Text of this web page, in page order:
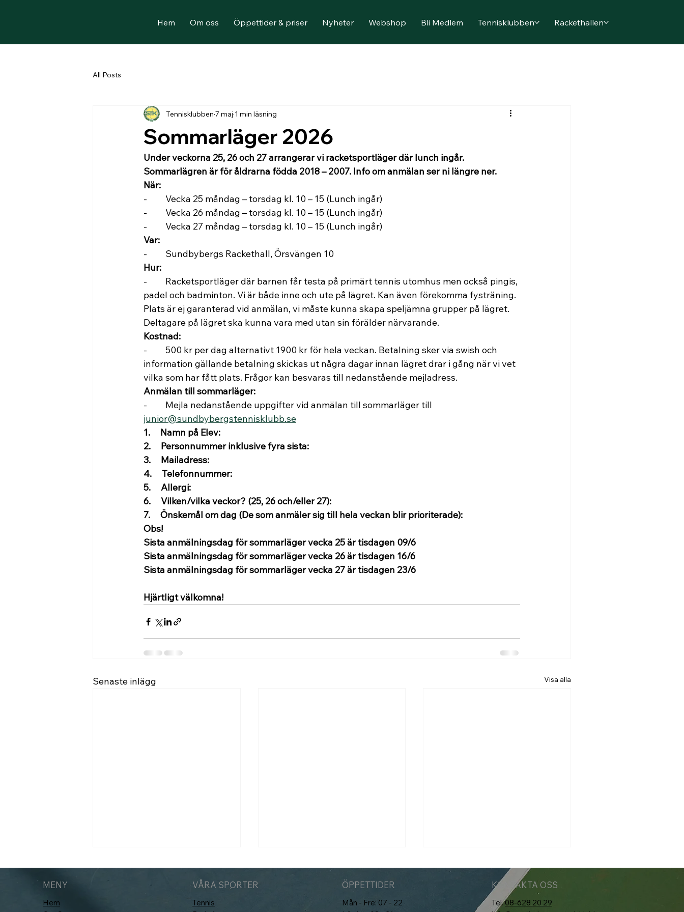
Hem Om oss Öppettider & priser Nyheter Webshop Bli Medlem Tennisklubben Rackethallen
All Posts
Sommarläger 2026
Tennisklubben 7 maj 1 min läsning
Under veckorna 25, 26 och 27 arrangerar vi racketsportläger där lunch ingår.
Sommarlägren är för åldrarna födda 2018 – 2007. Info om anmälan ser ni längre ner.
När:
-         Vecka 25 måndag – torsdag kl. 10 – 15 (Lunch ingår)
-         Vecka 26 måndag – torsdag kl. 10 – 15 (Lunch ingår)
-         Vecka 27 måndag – torsdag kl. 10 – 15 (Lunch ingår)
Var:
-         Sundbybergs Rackethall, Örsvängen 10
Hur:
-         Racketsportläger där barnen får testa på primärt tennis utomhus men också pingis,
padel och badminton. Vi är både inne och ute på lägret. Kan även förekomma fysträning.
Plats är ej garanterad vid anmälan, vi måste kunna skapa speljämna grupper på lägret.
Deltagare på lägret ska kunna vara med utan sin förälder närvarande.
Kostnad:
-         500 kr per dag alternativt 1900 kr för hela veckan. Betalning sker via swish och
information gällande betalning skickas ut några dagar innan lägret drar i gång när vi vet
vilka som har fått plats. Frågor kan besvaras till nedanstående mejladress.
Anmälan till sommarläger:
-         Mejla nedanstående uppgifter vid anmälan till sommarläger till
junior@sundbybergstennisklubb.se
1.     Namn på Elev:
2.     Personnummer inklusive fyra sista:
3.     Mailadress:
4.     Telefonnummer:
5.     Allergi:
6.     Vilken/vilka veckor? (25, 26 och/eller 27):
7.     Önskemål om dag (De som anmäler sig till hela veckan blir prioriterade):
Obs!
Sista anmälningsdag för sommarläger vecka 25 är tisdagen 09/6
Sista anmälningsdag för sommarläger vecka 26 är tisdagen 16/6
Sista anmälningsdag för sommarläger vecka 27 är tisdagen 23/6
Hjärtligt välkomna!
Senaste inlägg Visa alla
MENY
Hem
VÅRA SPORTER
Tennis
ÖPPETTIDER
Mån - Fre: 07 - 22
KONTAKTA OSS
Tel.08-628 20 29